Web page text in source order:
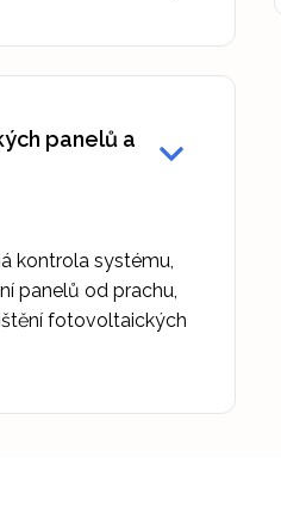
panelů a
kontrola systému,
panelů od prachu,
fotovoltaických